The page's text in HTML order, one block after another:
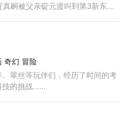
真嗣被父亲碇元渡叫到第3新东京
奇幻 冒险
翠丝等玩伴们，经历了时间的考
技的挑战……